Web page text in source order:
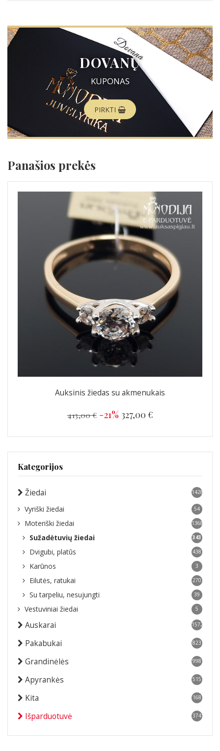
DOVANŲ
KUPONAS
PIRKTI
Panašios prekės
Auksinis žiedas su akmenukais
413,00 € -21% 327,00 €
Kategorijos
Žiedai 1428
Vyriški žiedai 54
Moteriški žiedai 1368
Sužadėtuvių žiedai 343
Dvigubi, platūs 438
Karūnos 3
Eilutės, ratukai 270
Su tarpeliu, nesujungti 39
Vestuviniai žiedai 5
Auskarai 1572
Pakabukai 823
Grandinėlės 998
Apyrankės 515
Kita 168
Išparduotuvė 374